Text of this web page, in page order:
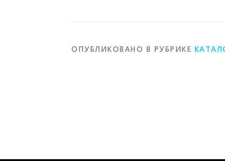
ОПУБЛИКОВАНО В РУБРИКЕ